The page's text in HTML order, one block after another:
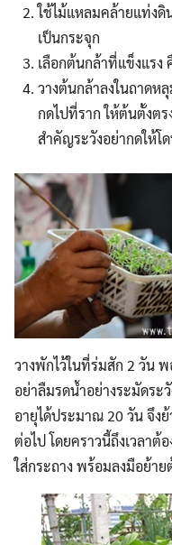
ใช้ไม้แหลมคล้ายแท่ง
เป็นกระจุก
เลือกต้นกล้าที่แข็งแรง
วางต้นกล้าลงในถาดห
กดไปที่ราก ให้ต้นตั้งต
สำคัญระวังอย่ากดให้โ
วางพักไว้ในที่ร่มสัก 2 วัน
อย่าลืมรดน้ำอย่างระมัดร
อายุได้ประมาณ 20 วัน จึง
ต่อไป โดยคราวนี้ถึงเวลาต้
ใส่กระถาง พร้อมลงมือย้า